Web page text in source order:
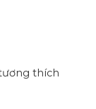
thích